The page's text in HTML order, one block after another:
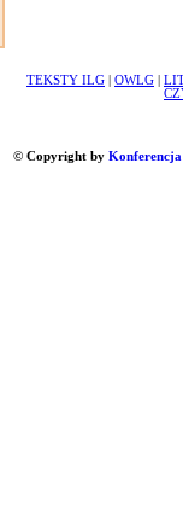
TEKSTY ILG OWLG
© Copyright by Konferencja